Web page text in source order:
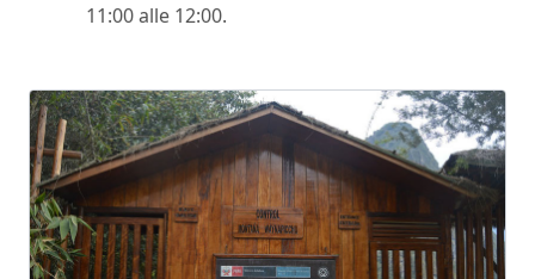
11:00 alle 12:00.